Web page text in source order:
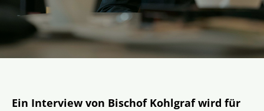
Ein Interview von Bischof Kohlgraf wird für